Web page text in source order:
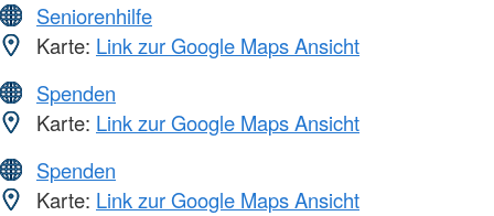
Seniorenhilfe
Karte: Link zur Google Maps Ansicht
Spenden
Karte: Link zur Google Maps Ansicht
Spenden
Karte: Link zur Google Maps Ansicht